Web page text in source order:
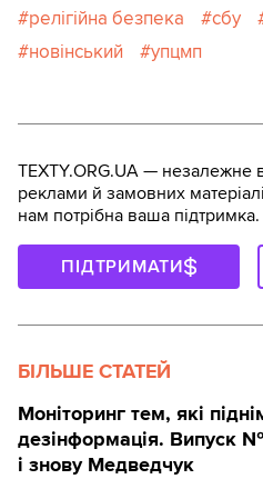
релігійна безпека сбу
новінський
упцмп
TEXTY.ORG.UA — незалежне
реклами й замовних
нам потрібна ваша підтримка.
ПІДТРИМАТИ
БІЛЬШЕ СТАТЕЙ
Моніторинг тем, які
дезінформація. Випуск
і знову Медведчук